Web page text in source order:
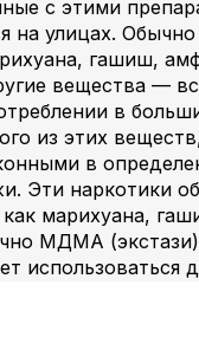
с этими
на улицах.
гашиш,
вещества —
в
из этих
в
Эти наркотики
как
МДМА